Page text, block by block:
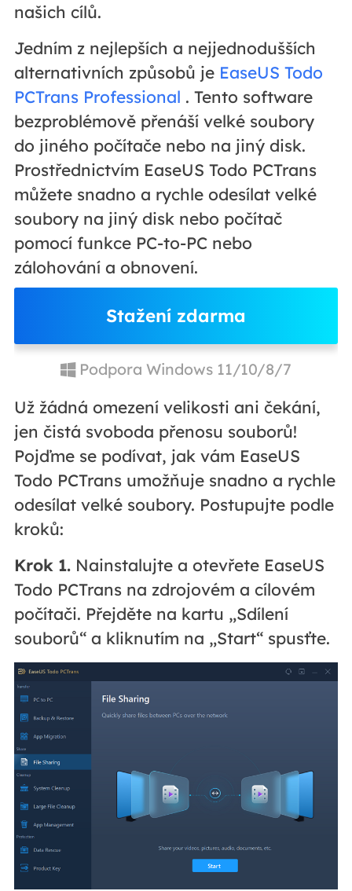
našich cílů.
Jedním z nejlepších a nejjednodušších
alternativních způsobů je EaseUS Todo
PCTrans Professional . Tento software
bezproblémově přenáší velké soubory
do jiného počítače nebo na jiný disk.
Prostřednictvím EaseUS Todo PCTrans
můžete snadno a rychle odesílat velké
soubory na jiný disk nebo počítač
pomocí funkce PC-to-PC nebo
zálohování a obnovení.
Stažení zdarma
Podpora Windows 11/10/8/7
Už žádná omezení velikosti ani čekání,
jen čistá svoboda přenosu souborů!
Pojďme se podívat, jak vám EaseUS
Todo PCTrans umožňuje snadno a rychle
odesílat velké soubory. Postupujte podle
kroků:
Krok 1.Nainstalujte a otevřete EaseUS
Todo PCTrans na zdrojovém a cílovém
počítači. Přejděte na kartu „Sdílení
souborů“ a kliknutím na „Start“ spusťte.